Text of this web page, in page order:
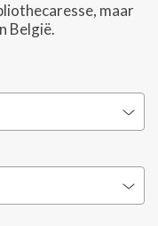
maar
België.